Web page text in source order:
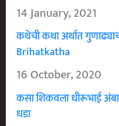
14 January, 2021
कथेची कथा अर्थात
Brihatkatha
16 October, 2020
कसा शिकवला धीरूभाई
धडा